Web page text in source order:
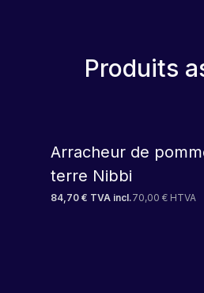
Produits
Arracheur de
terre Nibbi
84,70 € TVA incl.70,00 € HTVA